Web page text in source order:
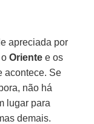
apreciada por
oOriente e os
acontece. Se
não há
lugar para
demais.